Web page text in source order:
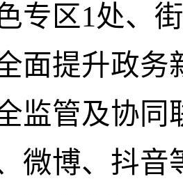
专区1处、
面提升政务
监管及协同
微博、抖音